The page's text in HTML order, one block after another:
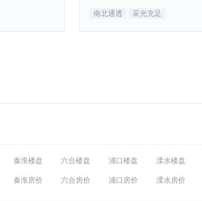
南北通透 采光充足
秦淮楼盘 六合楼盘 浦口楼盘 溧水楼盘
秦淮房价 六合房价 浦口房价 溧水房价